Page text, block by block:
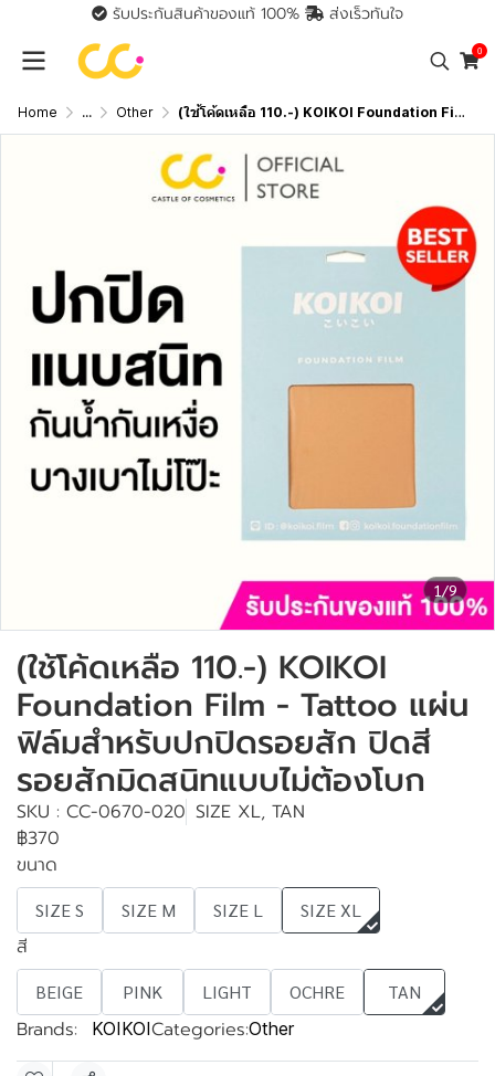
รับประกันสินค้าของแท้ 100% ส่งเร็วทันใจ
0
Home ... Other (ใช้โค้ดเหลือ 110.-) KOIKOI Foundation Film - Tattoo แผ่นฟิล์มสำหรับปกปิดรอยสัก ปิดสีรอยสักมิดสนิทแบบไม่ต้องโบก
1/9
(ใช้โค้ดเหลือ 110.-) KOIKOI
Foundation Film - Tattoo แผ่น
ฟิล์มสำหรับปกปิดรอยสัก ปิดสี
รอยสักมิดสนิทแบบไม่ต้องโบก
SKU : CC-0670-020 SIZE XL, TAN
฿370
ขนาด
SIZE S SIZE M SIZE L SIZE XL
สี
BEIGE PINK LIGHT OCHRE TAN
Brands: KOIKOICategories:Other